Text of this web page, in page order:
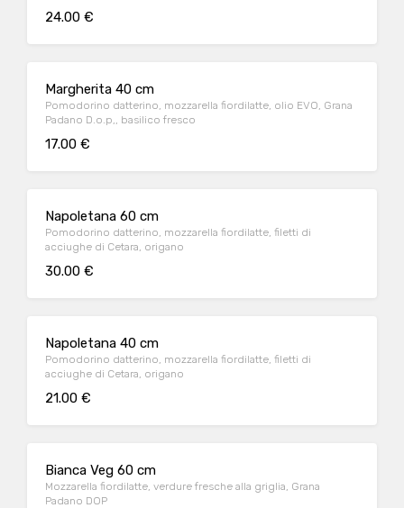
24.00 €
Margherita 40 cm
Pomodorino datterino, mozzarella fiordilatte, olio EVO, Grana
Padano D.o.p,, basilico fresco
17.00 €
Napoletana 60 cm
Pomodorino datterino, mozzarella fiordilatte, filetti di
acciughe di Cetara, origano
30.00 €
Napoletana 40 cm
Pomodorino datterino, mozzarella fiordilatte, filetti di
acciughe di Cetara, origano
21.00 €
Bianca Veg 60 cm
Mozzarella fiordilatte, verdure fresche alla griglia, Grana
Padano DOP